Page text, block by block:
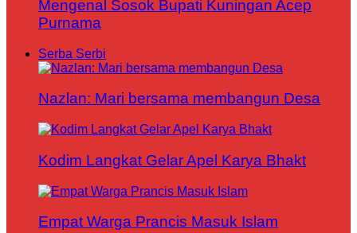
Mengenal Sosok Bupati Kuningan Acep
Purnama
Serba Serbi
Nazlan: Mari bersama membangun Desa
Kodim Langkat Gelar Apel Karya Bhakt
Empat Warga Prancis Masuk Islam